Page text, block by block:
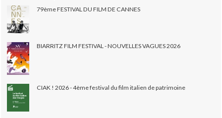
79ème FESTIVAL DU FILM DE CANNES
BIARRITZ FILM FESTIVAL - NOUVELLES VAGUES 2026
CIAK ! 2026 - 4ème festival du film italien de patrimoine